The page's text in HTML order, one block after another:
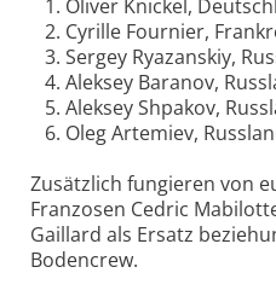
1. Oliver Knickel,
2. Cyrille Fournier,
3. Sergey Ryazanskiy,
4. Aleksey Baranov,
5. Aleksey Shpakov,
6. Oleg Artemiev,
Zusätzlich fungieren von
Franzosen Cedric
Gaillard als Ersatz
Bodencrew.